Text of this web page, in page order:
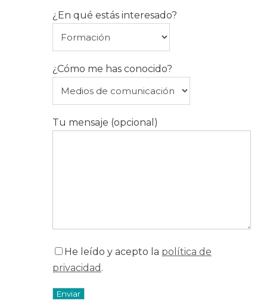
¿En qué estás interesado?
¿Cómo me has conocido?
Tu mensaje (opcional)
He leído y acepto la política de
privacidad .
Por favor, deja este campo vacío.